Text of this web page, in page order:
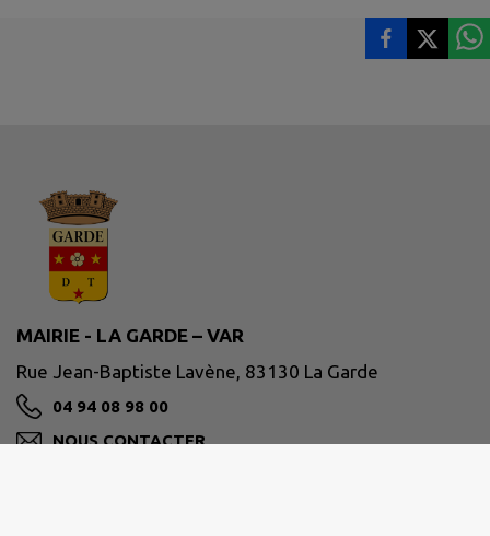
MAIRIE - LA GARDE – VAR
Rue Jean-Baptiste Lavène, 83130 La Garde
04 94 08 98 00
NOUS CONTACTER